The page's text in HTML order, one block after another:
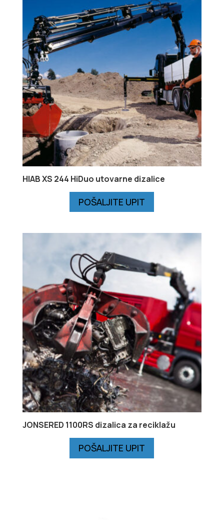
HIAB XS 244 HiDuo utovarne dizalice
POŠALJITE UPIT
JONSERED 1100RS dizalica za reciklažu
POŠALJITE UPIT